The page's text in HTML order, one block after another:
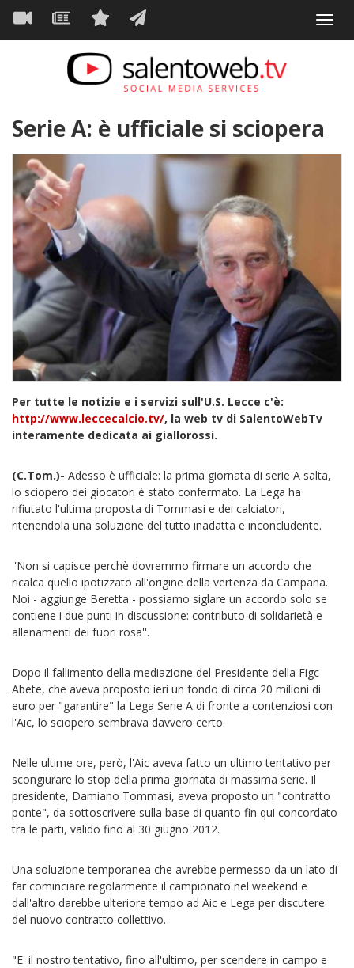
Salta
contenuto
Navigazione
principale
Serie A: è ufficiale si sciopera
Per tutte le notizie e i servizi sull'U.S. Lecce c'è:
http://www.leccecalcio.tv/, la web tv di SalentoWebTv
interamente dedicata ai giallorossi.
(C.Tom.)- Adesso è ufficiale: la prima giornata di serie A salta,
lo sciopero dei giocatori è stato confermato. La Lega ha
rifiutato l'ultima proposta di Tommasi e dei calciatori,
ritenendola una soluzione del tutto inadatta e inconcludente.
''Non si capisce perchè dovremmo firmare un accordo che
ricalca quello ipotizzato all'origine della vertenza da Campana.
Noi - aggiunge Beretta - possiamo siglare un accordo solo se
contiene i due punti in discussione: contributo di solidarietà e
allenamenti dei fuori rosa''.
Dopo il fallimento della mediazione del Presidente della Figc
Abete, che aveva proposto ieri un fondo di circa 20 milioni di
euro per "garantire" la Lega Serie A di fronte a contenziosi con
l'Aic, lo sciopero sembrava davvero certo.
Nelle ultime ore, però, l'Aic aveva fatto un ultimo tentativo per
scongiurare lo stop della prima giornata di massima serie. Il
presidente, Damiano Tommasi, aveva proposto un "contratto
ponte", da sottoscrivere sulla base di quanto fin qui concordato
tra le parti, valido fino al 30 giugno 2012.
Una soluzione temporanea che avrebbe permesso da un lato di
far cominciare regolarmente il campionato nel weekend e
dall'altro darebbe ulteriore tempo ad Aic e Lega per discutere
del nuovo contratto collettivo.
"E' il nostro tentativo, fino all'ultimo, per scendere in campo e